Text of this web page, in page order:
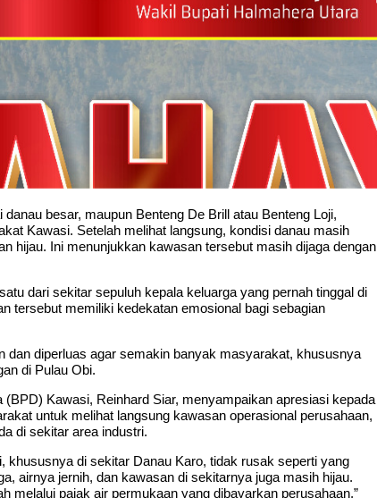
besar, maupun Benteng De Brill atau Benteng Loji,
Kawasi. Setelah melihat langsung, kondisi danau masih
hijau. Ini menunjukkan kawasan tersebut masih dijaga dengan
dari sekitar sepuluh kepala keluarga yang pernah tinggal di
tersebut memiliki kedekatan emosional bagi sebagian
dan diperluas agar semakin banyak masyarakat, khususnya
di Pulau Obi.
Kawasi, Reinhard Siar, menyampaikan apresiasi kepada
untuk melihat langsung kawasan operasional perusahaan,
di sekitar area industri.
khususnya di sekitar Danau Karo, tidak rusak seperti yang
airnya jernih, dan kawasan di sekitarnya juga masih hijau.
melalui pajak air permukaan yang dibayarkan perusahaan,”